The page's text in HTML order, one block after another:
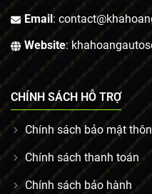
Email:
Website:
CHÍNH SÁCH HỖ TRỢ
Chính sách bảo mật
Chính sách thanh toán
Chính sách bảo hành